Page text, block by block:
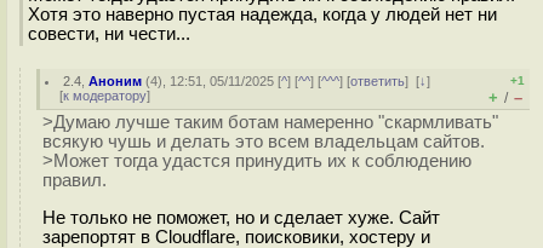
Хотя это наверно пустая надежда, когда у людей нет ни
совести, ни чести...
2.4 ,Аноним (4), 12:51, 05/11/2025 [^] [^^] [^^^] [ответить][↓]
[к модератору]
+1
+ / –
>Думаю лучше таким ботам намеренно "скармливать"
всякую чушь и делать это всем владельцам сайтов.
>Может тогда удастся принудить их к соблюдению
правил.
Не только не поможет, но и сделает хуже. Сайт
зарепортят в Cloudflare, поисковики, хостеру и